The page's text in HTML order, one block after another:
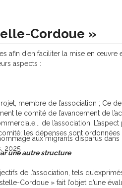
aux migrants disparus
2025
Cordoue »
afin d’en faciliter la mise en œuvre
aspects :
membre de l’association ; Ce
le comité de l’avancement de
de l’association.
les dépenses sont ordonnées
une autre structure
de l’association, tels
Cordoue » fait l’objet d’une